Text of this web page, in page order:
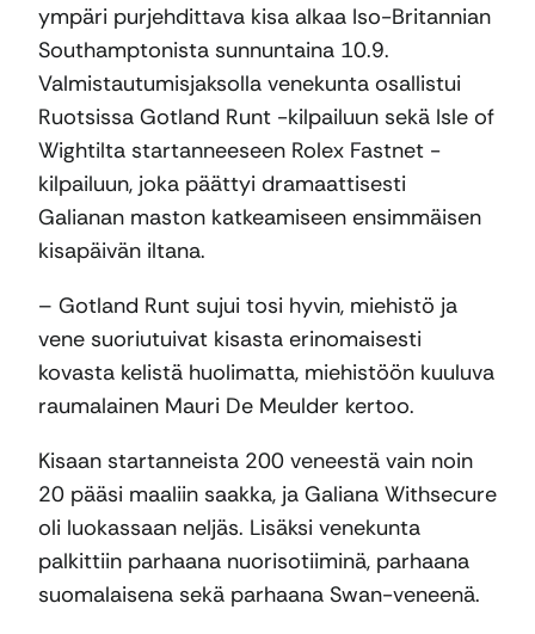
ympäri purjehdittava kisa alkaa Iso-Britannian
Southamptonista sunnuntaina 10.9.
Valmistautumisjaksolla venekunta osallistui
Ruotsissa Gotland Runt -kilpailuun sekä Isle of
Wightilta startanneeseen Rolex Fastnet -
kilpailuun, joka päättyi dramaattisesti
Galianan maston katkeamiseen ensimmäisen
kisapäivän iltana.
– Gotland Runt sujui tosi hyvin, miehistö ja
vene suoriutuivat kisasta erinomaisesti
kovasta kelistä huolimatta, miehistöön kuuluva
raumalainen Mauri De Meulder kertoo.
Kisaan startanneista 200 veneestä vain noin
20 pääsi maaliin saakka, ja Galiana Withsecure
oli luokassaan neljäs. Lisäksi venekunta
palkittiin parhaana nuorisotiiminä, parhaana
suomalaisena sekä parhaana Swan-veneenä.